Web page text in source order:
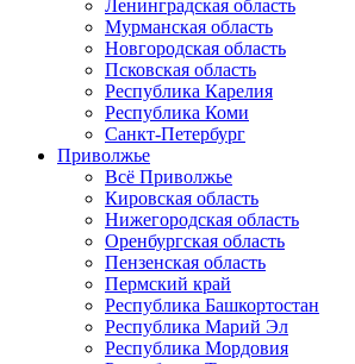
Ленинградская область
Мурманская область
Новгородская область
Псковская область
Республика Карелия
Республика Коми
Санкт-Петербург
Приволжье
Всё Приволжье
Кировская область
Нижегородская область
Оренбургская область
Пензенская область
Пермский край
Республика Башкортостан
Республика Марий Эл
Республика Мордовия